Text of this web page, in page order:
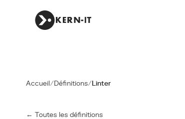
Accueil/Définitions/Linter
← Toutes les définitions